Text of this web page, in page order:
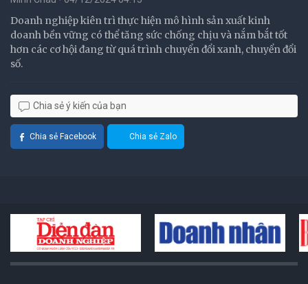
Doanh nghiệp kiên trì thực hiện mô hình sản xuất kinh
doanh bền vững có thể tăng sức chống chịu và nắm bắt tốt
hơn các cơ hội đang từ quá trình chuyển đổi xanh, chuyển đổi
số.
Chia sẻ ý kiến của bạn
Chia sẻ Facebook Chia sẻ Zalo